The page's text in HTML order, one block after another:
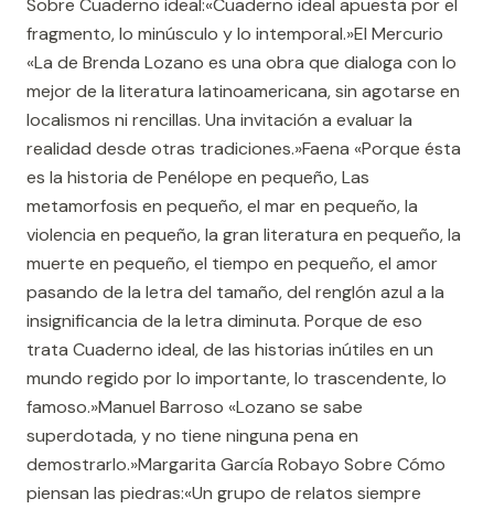
Sobre Cuaderno ideal:«Cuaderno ideal apuesta por el
fragmento, lo minúsculo y lo intemporal.»El Mercurio
«La de Brenda Lozano es una obra que dialoga con lo
mejor de la literatura latinoamericana, sin agotarse en
localismos ni rencillas. Una invitación a evaluar la
realidad desde otras tradiciones.»Faena «Porque ésta
es la historia de Penélope en pequeño, Las
metamorfosis en pequeño, el mar en pequeño, la
violencia en pequeño, la gran literatura en pequeño, la
muerte en pequeño, el tiempo en pequeño, el amor
pasando de la letra del tamaño, del renglón azul a la
insignificancia de la letra diminuta. Porque de eso
trata Cuaderno ideal, de las historias inútiles en un
mundo regido por lo importante, lo trascendente, lo
famoso.»Manuel Barroso «Lozano se sabe
superdotada, y no tiene ninguna pena en
demostrarlo.»Margarita García Robayo Sobre Cómo
piensan las piedras:«Un grupo de relatos siempre